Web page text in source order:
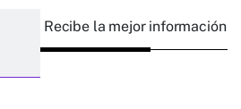
Recibe la mejor información